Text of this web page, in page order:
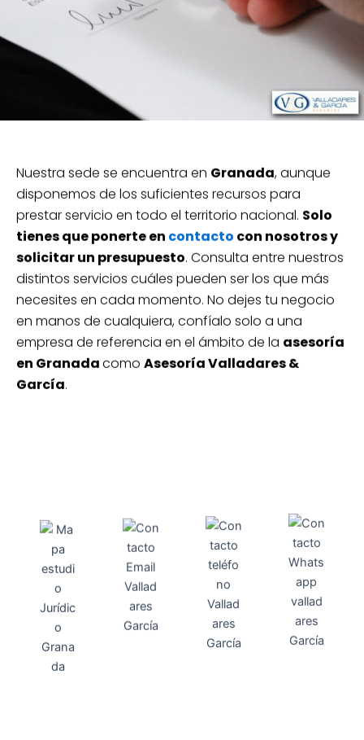
Nuestra sede se encuentra en Granada, aunque
disponemos de los suficientes recursos para
prestar servicio en todo el territorio nacional. Solo
tienes que ponerte en contacto con nosotros y
solicitar un presupuesto. Consulta entre nuestros
distintos servicios cuáles pueden ser los que más
necesites en cada momento. No dejes tu negocio
en manos de cualquiera, confíalo solo a una
empresa de referencia en el ámbito de la asesoría
en Granadacomo Asesoría Valladares &
García.